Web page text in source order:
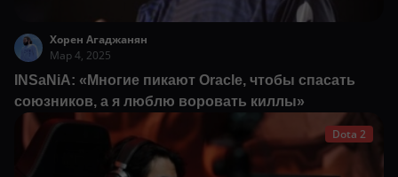
Хорен Агаджанян
Мар 4, 2025
INSaNiA: «Многие пикают Oracle, чтобы спасать
союзников, а я люблю воровать киллы»
Dota 2